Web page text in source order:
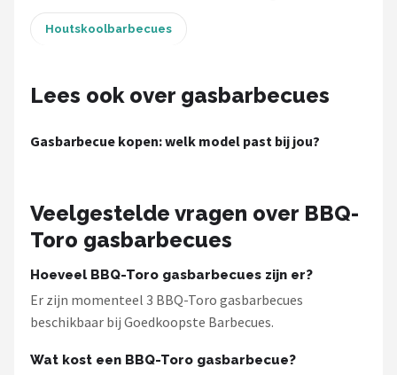
Houtskoolbarbecues
Lees ook over gasbarbecues
Gasbarbecue kopen: welk model past bij jou?
Veelgestelde vragen over BBQ-
Toro gasbarbecues
Hoeveel BBQ-Toro gasbarbecues zijn er?
Er zijn momenteel 3 BBQ-Toro gasbarbecues
beschikbaar bij Goedkoopste Barbecues.
Wat kost een BBQ-Toro gasbarbecue?